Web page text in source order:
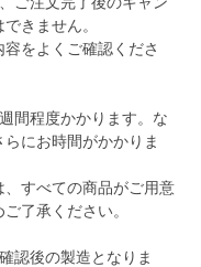
きません。
をよくご確認くださ
間程度かかります。な
にお時間がかかりま
、すべての商品がご用意
了承ください。
認後の製造となりま